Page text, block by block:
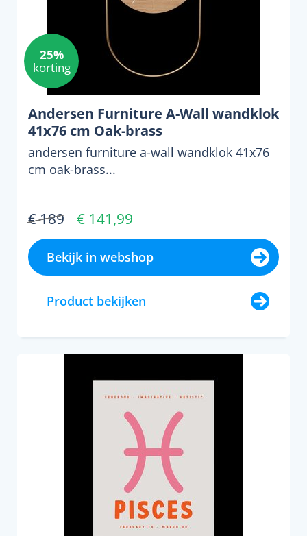
25%
korting
Andersen Furniture A-Wall wandklok
41x76 cm Oak-brass
andersen furniture a-wall wandklok 41x76
cm oak-brass...
€ 189 € 141,99
Bekijk in webshop
Product bekijken